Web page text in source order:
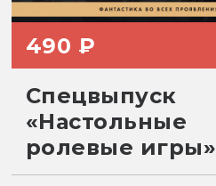
490 ₽
Спецвыпуск
«Настольные
ролевые игры»